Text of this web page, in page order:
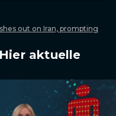
out on Iran, prompting
aktuelle